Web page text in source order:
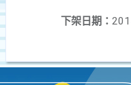
下架日期：